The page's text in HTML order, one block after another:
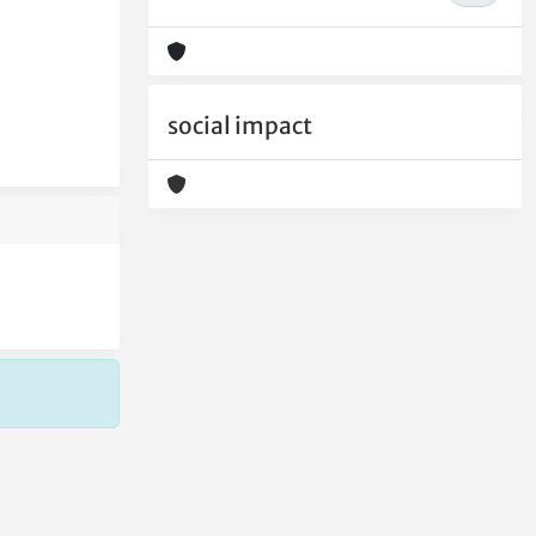
social impact